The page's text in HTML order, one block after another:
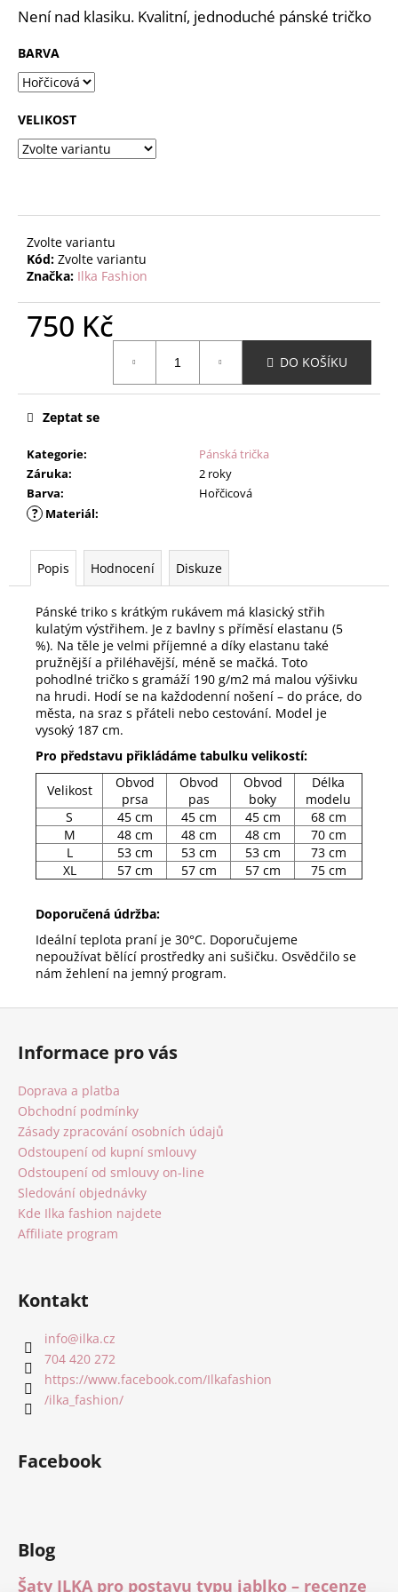
z
5
Není nad klasiku. Kvalitní, jednoduché pánské tričko
BARVA
VELIKOST
Zvolte variantu
Kód: Zvolte variantu
Značka: Ilka Fashion
750 Kč
DO KOŠÍKU
Kategorie:
Pánská trička
Záruka:
2 roky
Barva: Hořčicová
? Materiál:
Zeptat se
Popis Hodnocení Diskuze
Pánské triko s krátkým rukávem má klasický střih
kulatým výstřihem. Je z bavlny s příměsí elastanu (5
%). Na těle je velmi příjemné a díky elastanu také
pružnější a přiléhavější, méně se mačká. Toto
pohodlné tričko s gramáží 190 g/m2 má malou výšivku
na hrudi. Hodí se na každodenní nošení – do práce, do
města, na sraz s přáteli nebo cestování. Model je
vysoký 187 cm.
Pro představu přikládáme tabulku velikostí:
Velikost
Obvod
prsa
Obvod
pas
Obvod
boky
Délka
modelu
S
45 cm 45 cm 45 cm
68 cm
M
48 cm 48 cm 48 cm
70 cm
L
53 cm 53 cm 53 cm
73 cm
XL
57 cm 57 cm 57 cm 75 cm
Doporučená údržba:
Ideální teplota praní je 30°C. Doporučujeme
nepoužívat bělící prostředky ani sušičku. Osvědčilo se
nám žehlení na jemný program.
u
e
m
Z
Informace pro vás
Doprava a platba
Obchodní podmínky
Zásady zpracování osobních údajů
Odstoupení od kupní smlouvy
Odstoupení od smlouvy on-line
Sledování objednávky
Kde Ilka fashion najdete
Affiliate program
Kontakt
info@ilka.cz
704 420 272
https://www.facebook.com/Ilkafashion
/ilka_fashion/
Facebook
Blog
Šaty ILKA pro postavu typu jablko – recenze